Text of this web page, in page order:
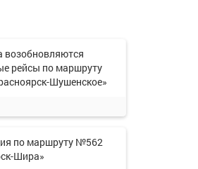
возобновляются
рейсы по маршруту
Шушенское»
по маршруту №562
Шира»